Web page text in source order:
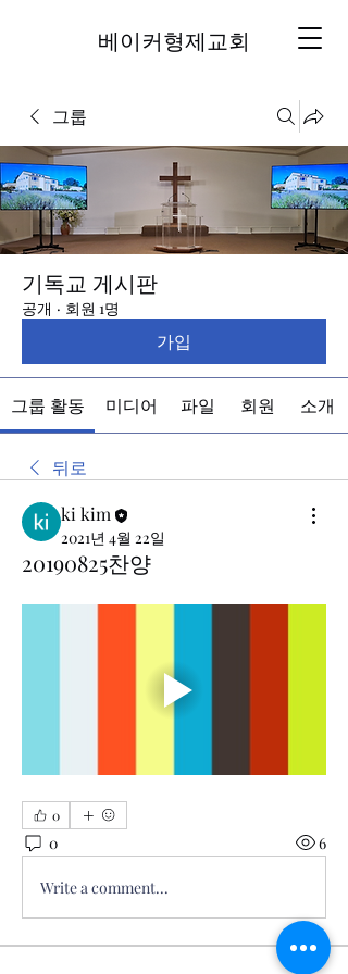
베이커형제교회
그룹
기독교 게시판
공개 · 회원 1명
가입
그룹 활동 미디어 파일 회원 소개
뒤로
ki kim
2021년 4월 22일
20190825찬양
0
0 6
Write a comment...